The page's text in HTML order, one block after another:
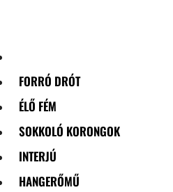
FORRÓ DRÓT
ÉLŐ FÉM
SOKKOLÓ KORONGOK
INTERJÚ
HANGERŐMŰ